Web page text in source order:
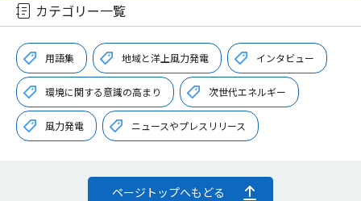
カテゴリー一覧
用語集 地域と洋上風力発電 インタビュー
環境に関する意識の高まり 次世代エネルギー
風力発電 ニュースやプレスリリース
ページトップへもどる